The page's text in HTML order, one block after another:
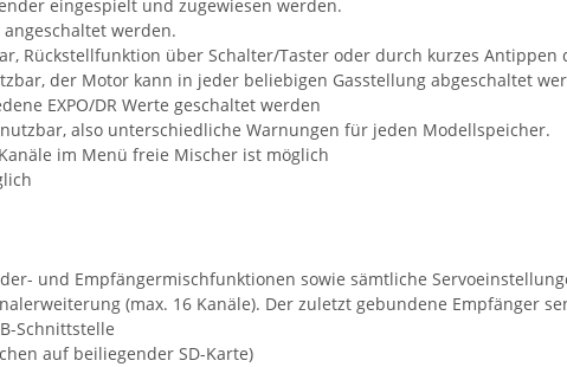
eingespielt und zugewiesen werden.
werden.
Rückstellfunktion über Schalter/Taster oder durch kurzes Antippen
der Motor kann in jeder beliebigen Gasstellung abgeschaltet
EXPO/DR Werte geschaltet werden
also unterschiedliche Warnungen für jeden Modellspeicher.
im Menü freie Mischer ist möglich
und Empfängermischfunktionen sowie sämtliche
(max. 16 Kanäle). Der zuletzt gebundene Empfänger
Schnittstelle
auf beiliegender SD-Karte)